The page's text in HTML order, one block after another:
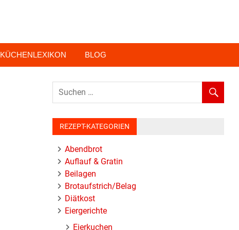
KÜCHENLEXIKON BLOG
REZEPT-KATEGORIEN
Abendbrot
Auflauf & Gratin
Beilagen
Brotaufstrich/Belag
Diätkost
Eiergerichte
Eierkuchen